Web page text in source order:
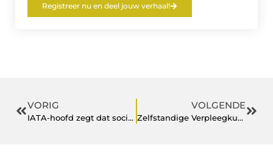
Registreer nu en deel jouw verhaal!
VORIG
IATA-hoofd zegt dat sociale afstand een einde zal maken aan goedkoop reizen
VOLGENDE
Zelfstandige Verpleegkundige